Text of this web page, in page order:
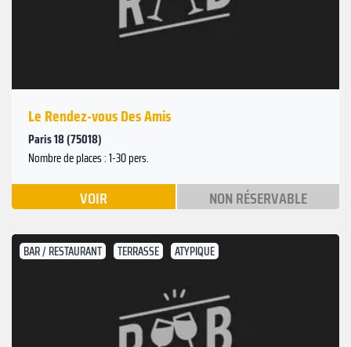
Le Rendez-vous Des Amis
Paris 18 (75018)
Nombre de places : 1-30 pers.
VOIR NON RÉSERVABLE
BAR / RESTAURANT TERRASSE ATYPIQUE